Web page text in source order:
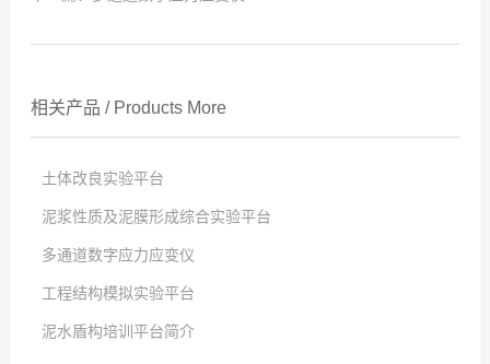
相关产品 / Products More
土体改良实验平台
点击次数:
2026 -01 -04
泥浆性质及泥膜形成综合实验平台
点击次数:
2025 -12 -23
多通道数字应力应变仪
点击次数:
2019 -07 -24
工程结构模拟实验平台
点击次数:
泥水盾构培训平台简介